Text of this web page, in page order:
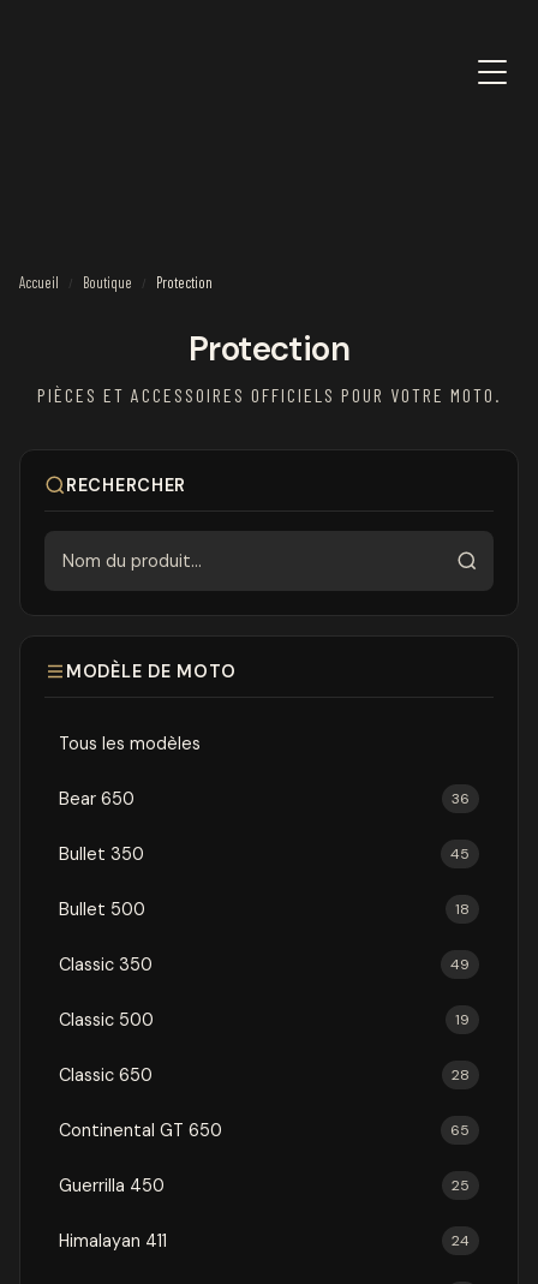
Accueil / Boutique / Protection
Protection
PIÈCES ET ACCESSOIRES OFFICIELS POUR VOTRE MOTO.
RECHERCHER
MODÈLE DE MOTO
Tous les modèles
Bear 650 36
Bullet 350 45
Bullet 500 18
Classic 350 49
Classic 500 19
Classic 650 28
Continental GT 650 65
Guerrilla 450 25
Himalayan 411 24